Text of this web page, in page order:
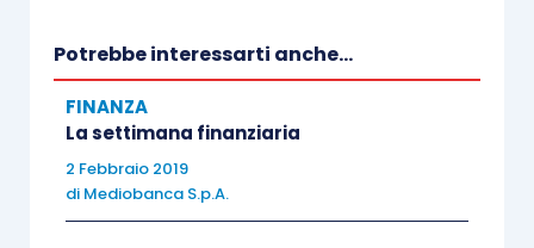
il dato di T3 sia solo un
temporaneo. Ora la BCE
ridefinirà le proprie
aspettative per la
Potrebbe interessarti anche...
FINANZA
La settimana finanziaria
2 Febbraio 2019
di Mediobanca S.p.A.